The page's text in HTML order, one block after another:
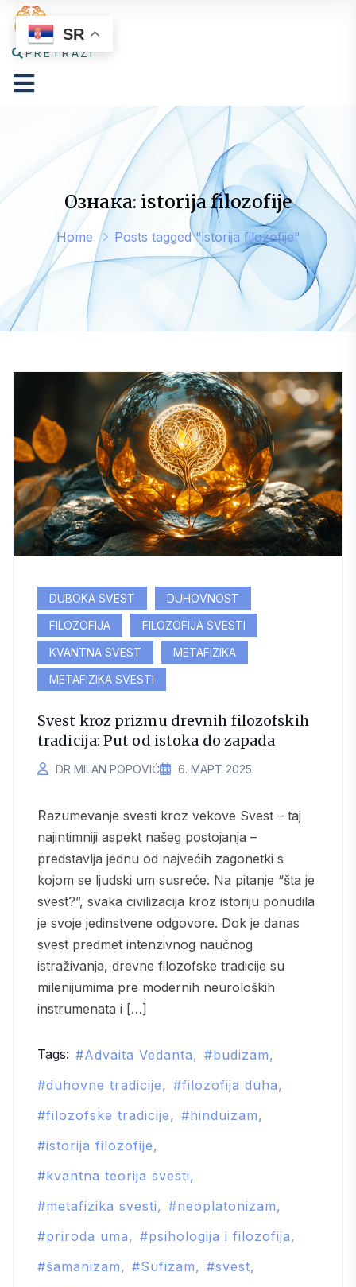
PRETRAŽI
Ознака: istorija filozofije
Home Posts tagged "istorija filozofije"
DUBOKA SVEST
DUHOVNOST
FILOZOFIJA
FILOZOFIJA SVESTI
KVANTNA SVEST
METAFIZIKA
METAFIZIKA SVESTI
Svest kroz prizmu drevnih filozofskih
tradicija: Put od istoka do zapada
DR MILAN POPOVIĆ 6. МАРТ 2025.
Razumevanje svesti kroz vekove Svest – taj
najintimniji aspekt našeg postojanja –
predstavlja jednu od najvećih zagonetki s
kojom se ljudski um susreće. Na pitanje “šta je
svest?”, svaka civilizacija kroz istoriju ponudila
je svoje jedinstvene odgovore. Dok je danas
svest predmet intenzivnog naučnog
istraživanja, drevne filozofske tradicije su
milenijumima pre modernih neuroloških
instrumenata i […]
Tags: Advaita Vedanta
budizam
duhovne tradicije
filozofija duha
filozofske tradicije
hinduizam
istorija filozofije
kvantna teorija svesti
metafizika svesti
neoplatonizam
priroda uma
psihologija i filozofija
šamanizam
Sufizam
svest
SR